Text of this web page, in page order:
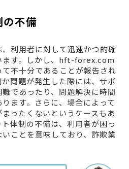
不備
利用者に対して迅速かつ的確
ます。しかし、hft-forex.com
不十分であることが報告され
問題が発生した際には、サポ
であったり、問題解決に時間
ます。さらに、場合によって
ったくないというケースもあ
体制の不備は、利用者が困っ
ことを意味しており、詐欺業